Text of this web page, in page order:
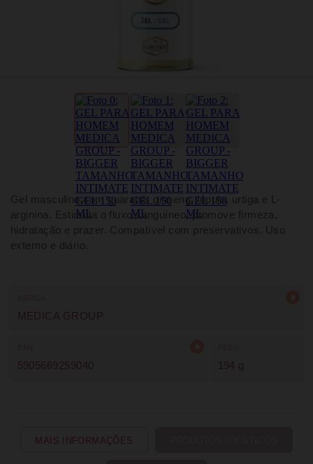
Gel masculino com guaraná, ginseng, lúpulo, urtiga e L-
arginina. Estimula o fluxo sanguíneo, promove firmeza,
hidratação e prazer. Compatível com preservativos. Uso
externo e diário.
MEDICA GROUP
5905669259040 194 g
MAIS INFORMAÇÕES